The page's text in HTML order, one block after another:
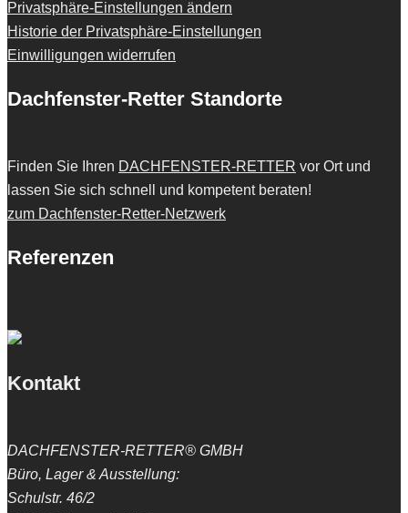
Privatsphäre-Einstellungen ändern
Historie der Privatsphäre-Einstellungen
Einwilligungen widerrufen
Dachfenster-Retter Standorte
Finden Sie Ihren DACHFENSTER-RETTER vor Ort und
lassen Sie sich schnell und kompetent beraten!
zum Dachfenster-Retter-Netzwerk
Referenzen
Kontakt
DACHFENSTER-RETTER® GMBH
Büro, Lager & Ausstellung:
Schulstr. 46/2